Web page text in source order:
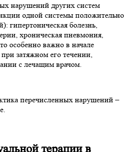
нарушений других систем
одной системы положительно
гипертоническая болезнь,
хроническая пневмония,
особенно важно в начале
затяжном его течении,
с лечащим врачом.
перечисленных нарушений –
терапии в